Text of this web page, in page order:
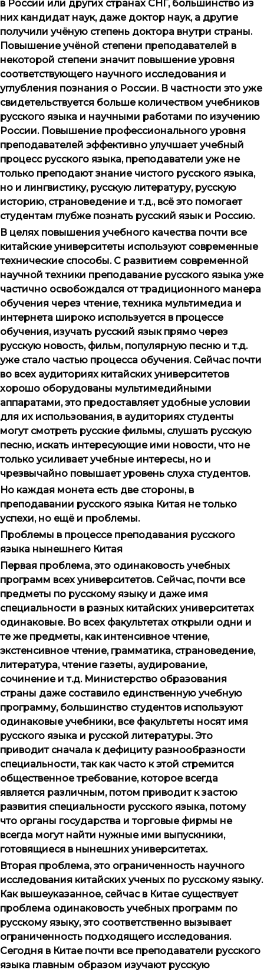
в России или других странах СНГ, большинство из
них кандидат наук, даже доктор наук, а другие
получили учёную степень доктора внутри страны.
Повышение учёной степени преподавателей в
некоторой степени значит повышение уровня
соответствующего научного исследования и
углубления познания о России. В частности это уже
свидетельствуется больше количеством учебников
русского языка и научными работами по изучению
России. Повышение профессионального уровня
преподавателей эффективно улучшает учебный
процесс русского языка, преподаватели уже не
только преподают знание чистого русского языка,
но и лингвистику, русскую литературу, русскую
историю, страноведение и т.д., всё это помогает
студентам глубже познать русский язык и Россию.
В целях повышения учебного качества почти все
китайские университеты используют современные
технические способы. С развитием современной
научной техники преподавание русского языка уже
частично освобождался от традиционного манера
обучения через чтение, техника мультимедиа и
интернета широко используется в процессе
обучения, изучать русский язык прямо через
русскую новость, фильм, популярную песню и т.д.
уже стало частью процесса обучения. Сейчас почти
во всех аудиториях китайских университетов
хорошо оборудованы мультимедийными
аппаратами, это предоставляет удобные условии
для их использования, в аудиториях студенты
могут смотреть русские фильмы, слушать русскую
песню, искать интересующие ими новости, что не
только усиливает учебные интересы, но и
чрезвычайно повышает уровень слуха студентов.
Но каждая монета есть две стороны, в
преподавании русского языка Китая не только
успехи, но ещё и проблемы.
Проблемы в процессе преподавания русского
языка нынешнего Китая
Первая проблема, это одинаковость учебных
программ всех университетов. Сейчас, почти все
предметы по русскому языку и даже имя
специальности в разных китайских университетах
одинаковые. Во всех факультетах открыли одни и
те же предметы, как интенсивное чтение,
экстенсивное чтение, грамматика, страноведение,
литература, чтение газеты, аудирование,
сочинение и т.д. Министерство образования
страны даже составило единственную учебную
программу, большинство студентов используют
одинаковые учебники, все факультеты носят имя
русского языка и русской литературы. Это
приводит сначала к дефициту разнообразности
специальности, так как часто к этой стремится
общественное требование, которое всегда
является различным, потом приводит к застою
развития специальности русского языка, потому
что органы государства и торговые фирмы не
всегда могут найти нужные ими выпускники,
готовящиеся в нынешних университетах.
Вторая проблема, это ограниченность научного
исследования китайских ученых по русскому языку.
Как вышеуказанное, сейчас в Китае существует
проблема одинаковость учебных программ по
русскому языку, это соответственно вызывает
ограниченность подходящего исследования.
Сегодня в Китае почти все преподаватели русского
языка главным образом изучают русскую